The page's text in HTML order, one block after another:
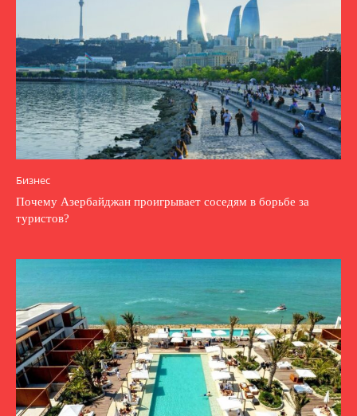
Бизнес
Почему Азербайджан проигрывает соседям в борьбе за
туристов?